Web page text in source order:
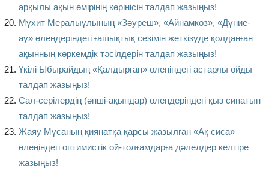
арқылы ақын өмірінің көрінісін талдап жазыңыз!
Мұхит Мералыұлының «Зәуреш», «Айнамкөз», «Дүние-
ау» өлеңдеріндегі ғашықтық сезімін жеткізуде қолданған
ақынның көркемдік тәсілдерін талдап жазыңыз!
Үкілі Ыбырайдың «Қалдырған» өлеңіндегі астарлы ойды
талдап жазыңыз!
Сал-серілердің (әнші-ақындар) өлеңдеріндегі қыз сипатын
талдап жазыңыз!
Жаяу Мұсаның қиянатқа қарсы жазылған «Ақ сиса»
өлеңіндегі оптимистік ой-толғамдарға дәлелдер келтіре
жазыңыз!